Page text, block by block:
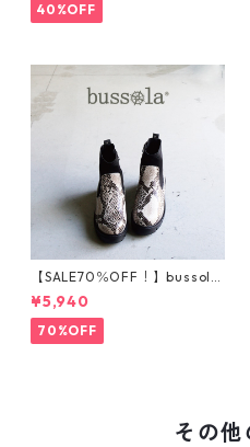
40%OFF
【SALE70％OFF！】bussola
ブソラ パイソン柄ストレ
ッチショートブーツ 935540
¥5,940
70%OFF
その